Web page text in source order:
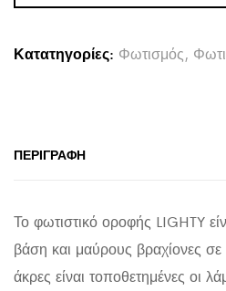
ΦΩΤΟ
HM7405.11
ΜΑΥΡΟ
Κατατηγορίες: Φωτισμός,
ΠΕΡΙΓΡΑΦΉ
Το φωτιστικό οροφής LIGHTY
βάση και μαύρους βραχίονες
άκρες είναι τοποθετημένες οι